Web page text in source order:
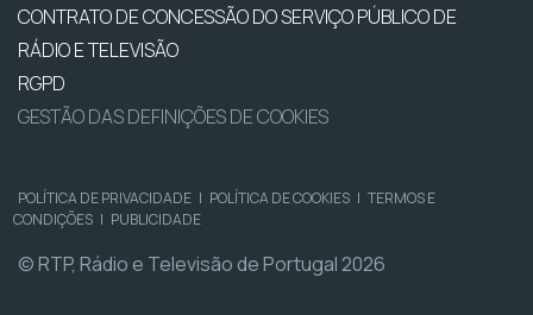
CONTRATO DE CONCESSÃO DO SERVIÇO PÚBLICO DE
RÁDIO E TELEVISÃO
RGPD
GESTÃO DAS DEFINIÇÕES DE COOKIES
POLÍTICA DE PRIVACIDADE | POLÍTICA DE COOKIES | TERMOS E
CONDIÇÕES | PUBLICIDADE
© RTP, Rádio e Televisão de Portugal 2026